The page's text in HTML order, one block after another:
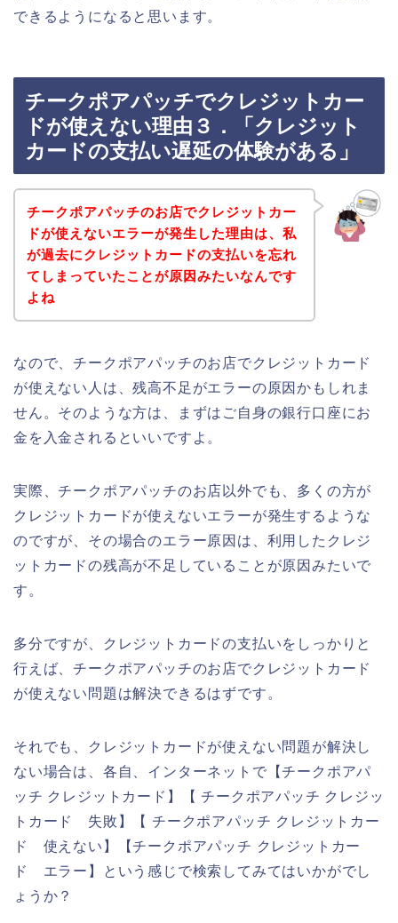
できるようになると思います。
チークポアパッチでクレジットカー
ドが使えない理由３．「クレジット
カードの支払い遅延の体験がある」
チークポアパッチのお店でクレジットカー
ドが使えないエラーが発生した理由は、私
が過去にクレジットカードの支払いを忘れ
てしまっていたことが原因みたいなんです
よね
なので、チークポアパッチのお店でクレジットカード
が使えない人は、残高不足がエラーの原因かもしれま
せん。そのような方は、まずはご自身の銀行口座にお
金を入金されるといいですよ。
実際、チークポアパッチのお店以外でも、多くの方が
クレジットカードが使えないエラーが発生するような
のですが、その場合のエラー原因は、利用したクレジ
ットカードの残高が不足していることが原因みたいで
す。
多分ですが、クレジットカードの支払いをしっかりと
行えば、チークポアパッチのお店でクレジットカード
が使えない問題は解決できるはずです。
それでも、クレジットカードが使えない問題が解決し
ない場合は、各自、インターネットで【チークポアパ
ッチ クレジットカード】【 チークポアパッチ クレジッ
トカード 失敗】【 チークポアパッチ クレジットカー
ド 使えない】【チークポアパッチ クレジットカー
ド エラー】という感じで検索してみてはいかがでし
ょうか？